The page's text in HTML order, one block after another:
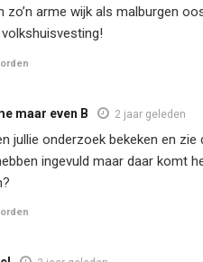
zo’n arme wijk als malburgen
maar even B 2 jaar geleden
jullie onderzoek bekeken en
ingevuld maar daar komt